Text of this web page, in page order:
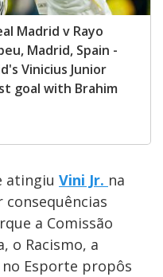
Madrid v Rayo
Madrid, Spain -
Vinicius Junior
goal with Brahim
atingiu Vini Jr. na
consequências
a Comissão
o Racismo, a
Esporte propôs